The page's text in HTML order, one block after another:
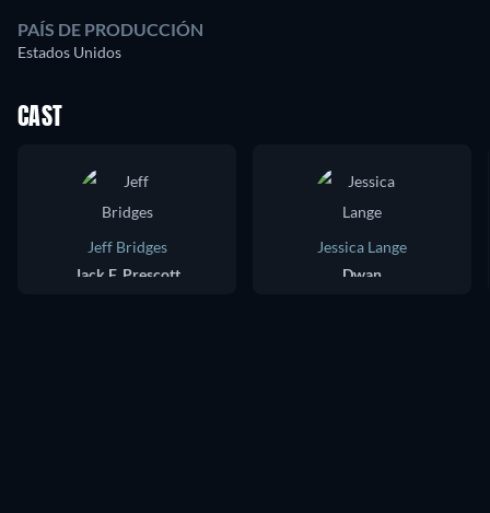
PAÍS DE PRODUCCIÓN
Estados Unidos
CAST
Jeff Bridges
Jack F. Prescott
Jessica Lange
Dwan